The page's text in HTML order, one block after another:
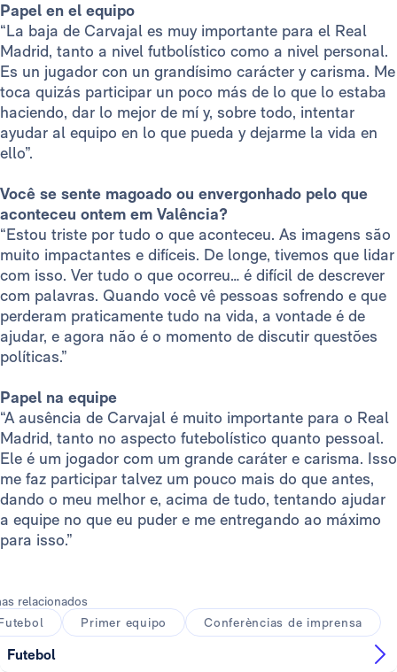
Papel en el equipo
“La baja de Carvajal es muy importante para el Real
Madrid, tanto a nivel futbolístico como a nivel personal.
Es un jugador con un grandísimo carácter y carisma. Me
toca quizás participar un poco más de lo que lo estaba
haciendo, dar lo mejor de mí y, sobre todo, intentar
ayudar al equipo en lo que pueda y dejarme la vida en
ello”.
Você se sente magoado ou envergonhado pelo que
aconteceu ontem em Valência?
“Estou triste por tudo o que aconteceu. As imagens são
muito impactantes e difíceis. De longe, tivemos que lidar
com isso. Ver tudo o que ocorreu… é difícil de descrever
com palavras. Quando você vê pessoas sofrendo e que
perderam praticamente tudo na vida, a vontade é de
ajudar, e agora não é o momento de discutir questões
políticas.”
Papel na equipe
“A ausência de Carvajal é muito importante para o Real
Madrid, tanto no aspecto futebolístico quanto pessoal.
Ele é um jogador com um grande caráter e carisma. Isso
me faz participar talvez um pouco mais do que antes,
dando o meu melhor e, acima de tudo, tentando ajudar
a equipe no que eu puder e me entregando ao máximo
para isso.”
relacionados
Primer equipo Conferèncias de imprensa
Futebol